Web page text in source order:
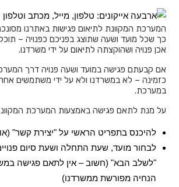
המערכת המקוונת לתיאום פגישות באתרנו
כך שכל מועד ושעה שתוצג בפניכם כפנויה –
אכן פנויה ושהוקצתה לתיאום על ידי משרדנו.
אם קבעתם פגישה במועד ושעה פנויה דרך
כזמינה – לא במשרדנו ולא על ידי משתמשים
במערכת.
על מנת לתאם פגישה באמצעות המערכת
להיכנס בתפריט הראשי על "יצירת קשר"
לבחור מועד, שעת התחלה ושעת סיום
"לשלב הבא" (חשוב – אין לתאם פגישה
הנחיה מפורשת ממשרדנו)